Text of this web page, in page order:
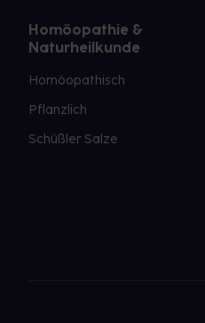
Homöopathie &
Naturheilkunde
Homöopathisch
Pflanzlich
Schüßler Salze